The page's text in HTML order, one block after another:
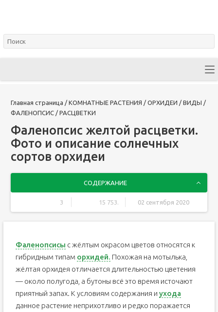
Главная страница / КОМНАТНЫЕ РАСТЕНИЯ / ОРХИДЕИ / ВИДЫ /
ФАЛЕНОПСИС / РАСЦВЕТКИ
Фаленопсис желтой расцветки.
Фото и описание солнечных
сортов орхидеи
СОДЕРЖАНИЕ
3 15 753. 02 сентября 2020
Фаленопсисы с жёлтым окрасом цветов относятся к
гибридным типам орхидей. Похожая на мотылька,
жёлтая орхидея отличается длительностью цветения
— около полугода, а бутоны всё это время источают
приятный запах. К условиям содержания и ухода
данное растение неприхотливо и редко поражается